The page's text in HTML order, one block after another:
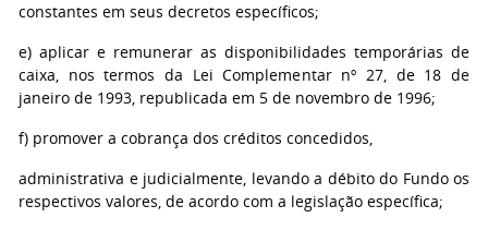
constantes em seus decretos específicos;
e) aplicar e remunerar as disponibilidades temporárias de
caixa, nos termos da Lei Complementar nº 27, de 18 de
janeiro de 1993, republicada em 5 de novembro de 1996;
f) promover a cobrança dos créditos concedidos,
administrativa e judicialmente, levando a débito do Fundo os
respectivos valores, de acordo com a legislação específica;